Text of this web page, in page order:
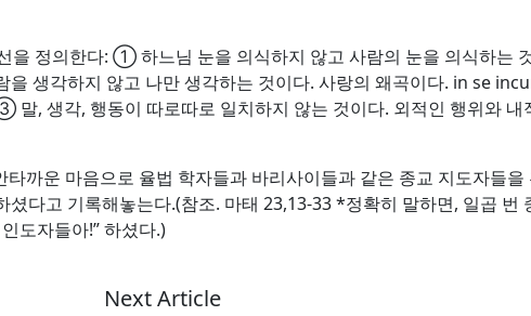
을 정의한다: ① 하느님 눈을 의식하지 않고 사람의 눈을 의식하는
생각하지 않고 나만 생각하는 것이다. 사랑의 왜곡이다. in se
, 생각, 행동이 따로따로 일치하지 않는 것이다. 외적인 행위와 내
까운 마음으로 율법 학자들과 바리사이들과 같은 종교 지도자들을
다고 기록해놓는다.(참조. 마태 23,13-33 *정확히 말하면, 일곱 번
도자들아!” 하셨다.)
Next Article